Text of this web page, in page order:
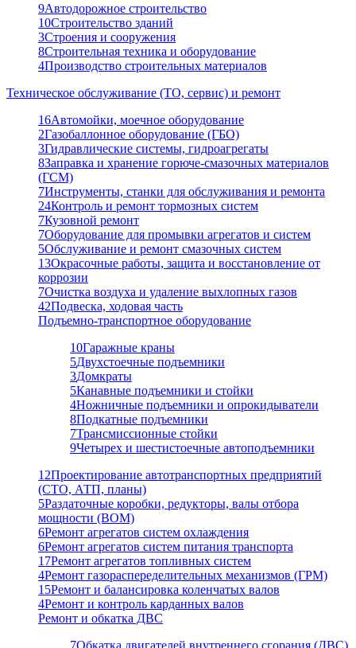
9Автодорожное строительство
10Строительство зданий
3Строения и сооружения
8Строительная техника и оборудование
4Производство строительных материалов
Техническое обслуживание (ТО, сервис) и ремонт
16Автомойки, моечное оборудование
2Газобаллонное оборудование (ГБО)
3Гидравлические системы, гидроагрегаты
8Заправка и хранение горюче-смазочных материалов
(ГСМ)
7Инструменты, станки для обслуживания и ремонта
24Контроль и ремонт тормозных систем
7Кузовной ремонт
7Оборудование для промывки агрегатов и систем
5Обслуживание и ремонт смазочных систем
13Окрасочные работы, защита и восстановление от
коррозии
7Очистка воздуха и удаление выхлопных газов
42Подвеска, ходовая часть
Подъемно-транспортное оборудование
10Гаражные краны
5Двухстоечные подъемники
3Домкраты
5Канавные подъемники и стойки
4Ножничные подъемники и опрокидыватели
8Подкатные подъемники
7Трансмиссионные стойки
9Четырех и шестистоечные автоподъемники
12Проектирование автотранспортных предприятий
(СТО, АТП, планы)
5Раздаточные коробки, редукторы, валы отбора
мощности (ВОМ)
6Ремонт агрегатов систем охлаждения
6Ремонт агрегатов систем питания транспорта
17Ремонт агрегатов топливных систем
4Ремонт газораспеределительных механизмов (ГРМ)
15Ремонт и балансировка коленчатых валов
4Ремонт и контроль карданных валов
Ремонт и обкатка ДВС
7Обкатка двигателей внутреннего сгорания (ДВС)